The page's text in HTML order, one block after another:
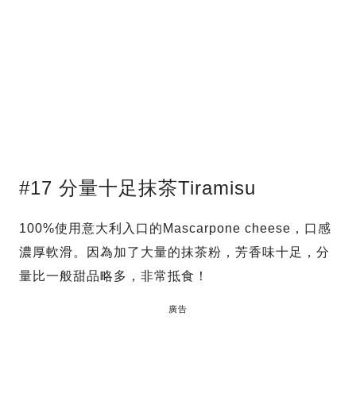
#17 分量十足抹茶Tiramisu
100%使用意大利入口的Mascarpone cheese，口感
濃厚軟滑。因為加了大量的抹茶粉，芳香味十足，分
量比一般甜品略多，非常抵食！
廣告